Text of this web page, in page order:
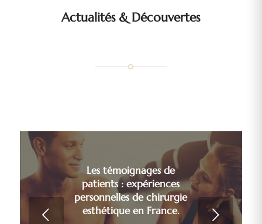
Actualités & Découvertes
Les témoignages de
patients : expériences
personnelles de chirurgie
esthétique en France.
Suivant